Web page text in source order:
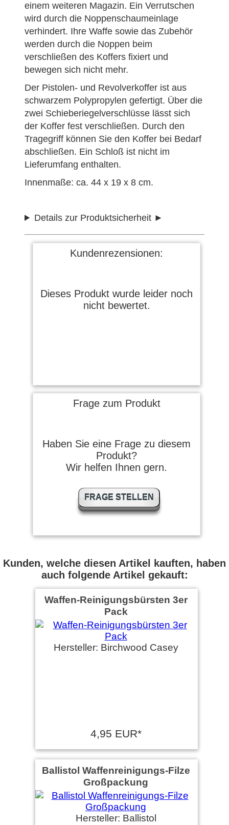
einem weiteren Magazin. Ein Verrutschen
wird durch die Noppenschaumeinlage
verhindert. Ihre Waffe sowie das Zubehör
werden durch die Noppen beim
verschließen des Koffers fixiert und
bewegen sich nicht mehr.
Der Pistolen- und Revolverkoffer ist aus
schwarzem Polypropylen gefertigt. Über die
zwei Schieberiegelverschlüsse lässt sich
der Koffer fest verschließen. Durch den
Tragegriff können Sie den Koffer bei Bedarf
abschließen. Ein Schloß ist nicht im
Lieferumfang enthalten.
Innenmaße: ca. 44 x 19 x 8 cm.
Details zur Produktsicherheit
Kundenrezensionen:
Dieses Produkt wurde leider noch
nicht bewertet.
Frage zum Produkt
Haben Sie eine Frage zu diesem
Produkt?
Wir helfen Ihnen gern.
FRAGE STELLEN
Kunden, welche diesen Artikel kauften, haben
auch folgende Artikel gekauft:
Waffen-Reinigungsbürsten 3er
Pack
Hersteller: Birchwood Casey
4,95 EUR*
Ballistol Waffenreinigungs-Filze
Großpackung
Hersteller: Ballistol